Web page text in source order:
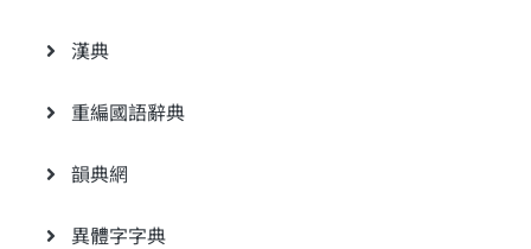
漢典
重編國語辭典
韻典網
異體字字典